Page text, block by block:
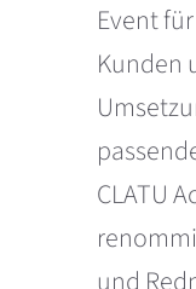
Event
Kunden
CLATU